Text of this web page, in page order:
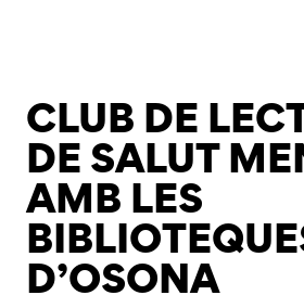
CLUB DE
DE SALUT
AMB LES
D’OSONA